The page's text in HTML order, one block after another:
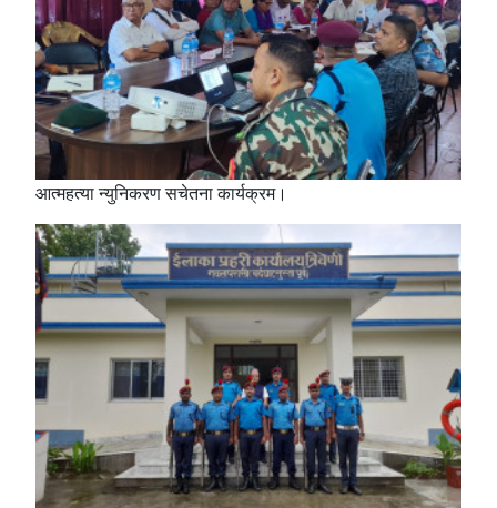
आत्महत्या न्युनिकरण सचेतना कार्यक्रम।